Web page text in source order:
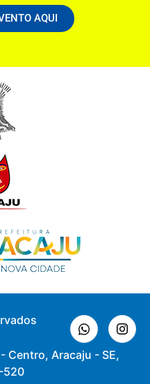
AQUI
Centro, Aracaju - SE,
520